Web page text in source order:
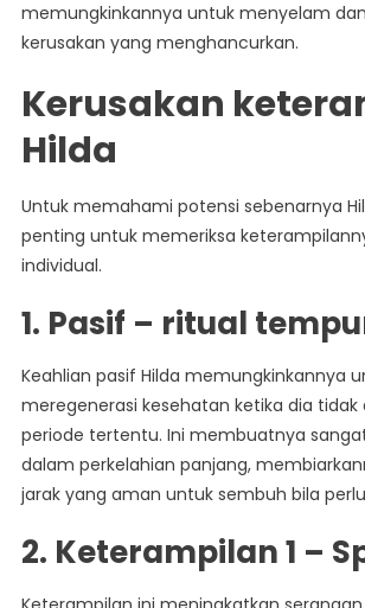
memungkinkannya untuk menyelam
kerusakan yang menghancurkan.
Kerusakan
Hilda
Untuk memahami potensi sebenarnya
penting untuk memeriksa
individual.
1. Pasif – ritual
Keahlian pasif Hilda memungkinkannya
meregenerasi kesehatan ketika dia tidak
periode tertentu. Ini membuatnya
dalam perkelahian panjang,
jarak yang aman untuk sembuh bila
2. Keterampilan 1 –